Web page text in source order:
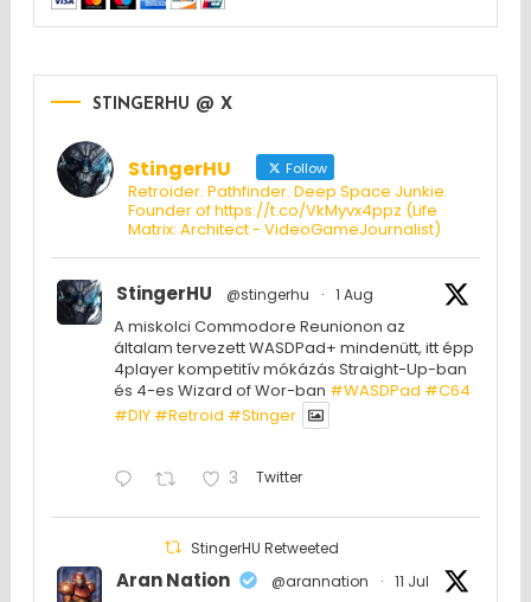
STINGERHU @ X
StingerHU Follow
Retroider. Pathfinder. Deep Space Junkie.
Founder of https://t.co/VkMyvx4ppz (Life
Matrix: Architect - VideoGameJournalist)
StingerHU @stingerhu · 1 Aug
A miskolci Commodore Reunionon az
általam tervezett WASDPad+ mindenütt, itt épp
4player kompetitív mókázás Straight-Up-ban
és 4-es Wizard of Wor-ban #WASDPad #C64
#DIY #Retroid #Stinger
3 Twitter
StingerHU Retweeted
Aran Nation @arannation · 11 Jul